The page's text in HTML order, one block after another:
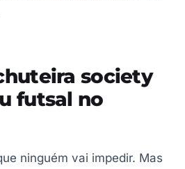
society
futsal no
ninguém vai impedir. Mas